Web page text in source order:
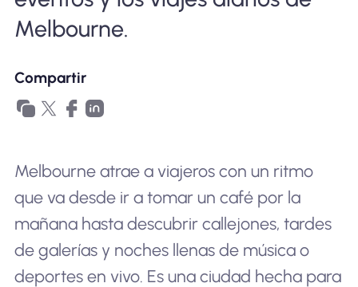
Melbourne.
Compartir
Melbourne atrae a viajeros con un ritmo
que va desde ir a tomar un café por la
mañana hasta descubrir callejones, tardes
de galerías y noches llenas de música o
deportes en vivo. Es una ciudad hecha para